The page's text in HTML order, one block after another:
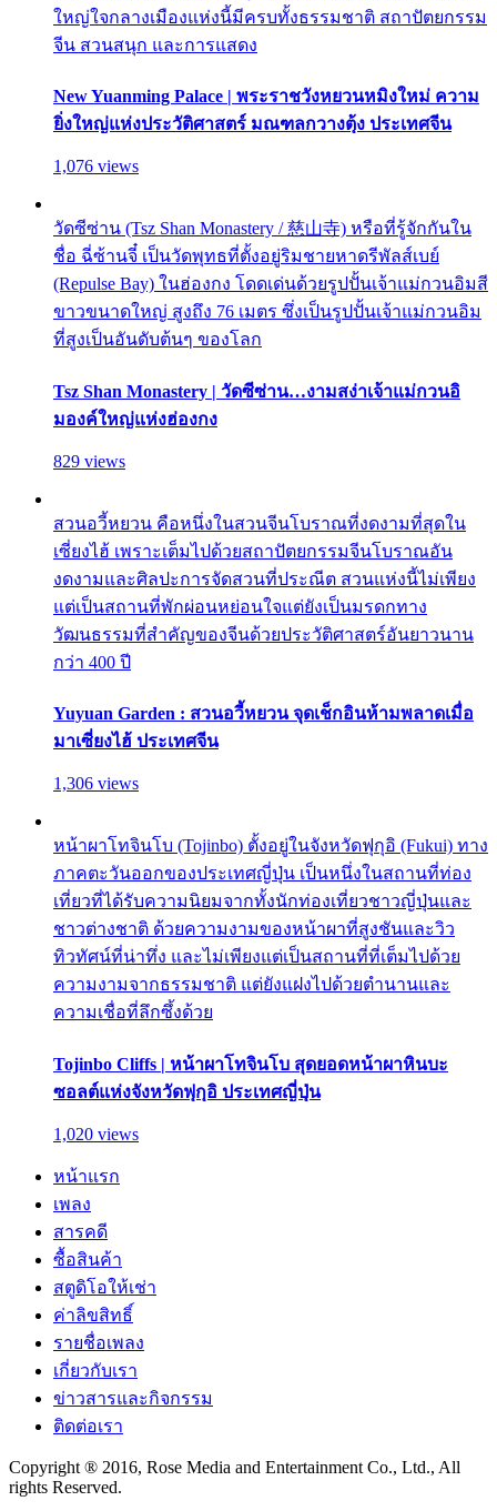
ใหญ่ใจกลางเมืองแห่งนี้มีครบทั้งธรรมชาติ สถาปัตยกรรม
จีน สวนสนุก และการแสดง
New Yuanming Palace | พระราชวังหยวนหมิงใหม่ ความ
ยิ่งใหญ่แห่งประวัติศาสตร์ มณฑลกวางตุ้ง ประเทศจีน
1,076 views
วัดซีซ่าน (Tsz Shan Monastery / 慈山寺) หรือที่รู้จักกันใน
ชื่อ ฉี่ซ้านจี๋ เป็นวัดพุทธที่ตั้งอยู่ริมชายหาดรีพัลส์เบย์
(Repulse Bay) ในฮ่องกง โดดเด่นด้วยรูปปั้นเจ้าแม่กวนอิมสี
ขาวขนาดใหญ่ สูงถึง 76 เมตร ซึ่งเป็นรูปปั้นเจ้าแม่กวนอิม
ที่สูงเป็นอันดับต้นๆ ของโลก
Tsz Shan Monastery | วัดซีซ่าน…งามสง่าเจ้าแม่กวนอิ
มองค์ใหญ่แห่งฮ่องกง
829 views
สวนอวี้หยวน คือหนึ่งในสวนจีนโบราณที่งดงามที่สุดใน
เซี่ยงไฮ้ เพราะเต็มไปด้วยสถาปัตยกรรมจีนโบราณอัน
งดงามและศิลปะการจัดสวนที่ประณีต สวนแห่งนี้ไม่เพียง
แต่เป็นสถานที่พักผ่อนหย่อนใจแต่ยังเป็นมรดกทาง
วัฒนธรรมที่สำคัญของจีนด้วยประวัติศาสตร์อันยาวนาน
กว่า 400 ปี
Yuyuan Garden : สวนอวี้หยวน จุดเช็กอินห้ามพลาดเมื่อ
มาเซี่ยงไฮ้ ประเทศจีน
1,306 views
หน้าผาโทจินโบ (Tojinbo) ตั้งอยู่ในจังหวัดฟุกุอิ (Fukui) ทาง
ภาคตะวันออกของประเทศญี่ปุ่น เป็นหนึ่งในสถานที่ท่อง
เที่ยวที่ได้รับความนิยมจากทั้งนักท่องเที่ยวชาวญี่ปุ่นและ
ชาวต่างชาติ ด้วยความงามของหน้าผาที่สูงชันและวิว
ทิวทัศน์ที่น่าทึ่ง และไม่เพียงแต่เป็นสถานที่ที่เต็มไปด้วย
ความงามจากธรรมชาติ แต่ยังแฝงไปด้วยตำนานและ
ความเชื่อที่ลึกซึ้งด้วย
Tojinbo Cliffs | หน้าผาโทจินโบ สุดยอดหน้าผาหินบะ
ซอลต์แห่งจังหวัดฟุกุอิ ประเทศญี่ปุ่น
1,020 views
หน้าแรก
เพลง
สารคดี
ซื้อสินค้า
สตูดิโอให้เช่า
ค่าลิขสิทธิ์
รายชื่อเพลง
เกี่ยวกับเรา
ข่าวสารและกิจกรรม
ติดต่อเรา
Copyright ® 2016, Rose Media and Entertainment Co., Ltd., All
rights Reserved.